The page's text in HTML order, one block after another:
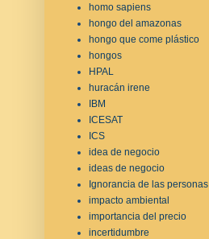
homo sapiens
hongo del amazonas
hongo que come plástico
hongos
HPAL
huracán irene
IBM
ICESAT
ICS
idea de negocio
ideas de negocio
Ignorancia de las personas
impacto ambiental
importancia del precio
incertidumbre